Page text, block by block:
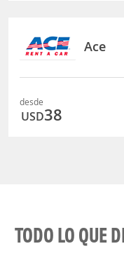
Ace
desde
USD38
TODO LO QUE